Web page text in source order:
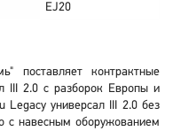
EJ20
поставляет контрактные
III 2.0 с разборок Европы и
универсал III 2.0 без
с навесным оборужованием